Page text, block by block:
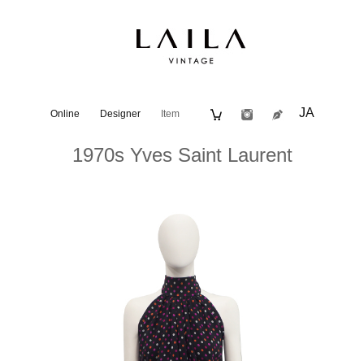
Online Designer Item JA
1970s Yves Saint Laurent